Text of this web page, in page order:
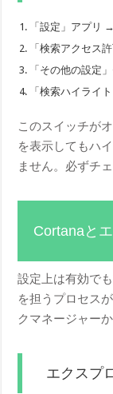
「設定」アプリ
「検索アクセス
「その他の設定
「検索ハイライ
このスイッチが
を表示してもハ
ません。必ずチ
Cortanaと
設定上は有効で
を担うプロセス
クマネージャー
エクスプ